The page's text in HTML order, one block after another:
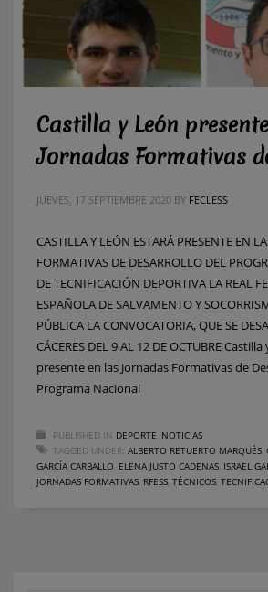
Castilla y León
Jornadas Formativas
JUEVES, 17 SEPTIEMBRE 2020 BY FECLESS
CASTILLA Y LEÓN ESTARÁ PRESENTE EN
FORMATIVAS DE DESARROLLO DEL
DE TECNIFICACIÓN DEPORTIVA LA REAL
ESPAÑOLA DE SALVAMENTO Y
PÚBLICA LA CONVOCATORIA, QUE SE
CÁCERES DEL 9 AL 12 DE OCTUBRE
presente en las Jornadas Formativas de
Programa Nacional
PUBLISHED IN DEPORTE NOTICIAS
TAGGED UNDER: ALBERTO RETUERTO MARQUÉS
GARCÍA CARBALLO ELENA JUSTO CADENAS ISRAEL
JORNADAS FORMATIVAS RFESS TÉCNICOS